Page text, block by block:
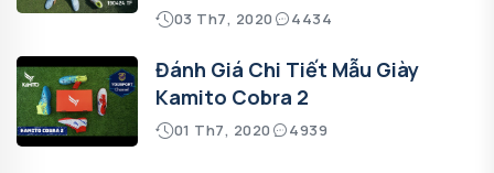
03 Th7, 2020 4434
Đánh Giá Chi Tiết Mẫu Giày
Kamito Cobra 2
01 Th7, 2020 4939